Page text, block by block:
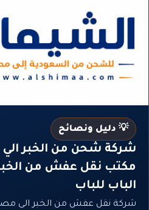
💡 دليل ونصائح
مكتب نقل عفش من
الباب للباب
شركة نقل عفش من الخبر الى